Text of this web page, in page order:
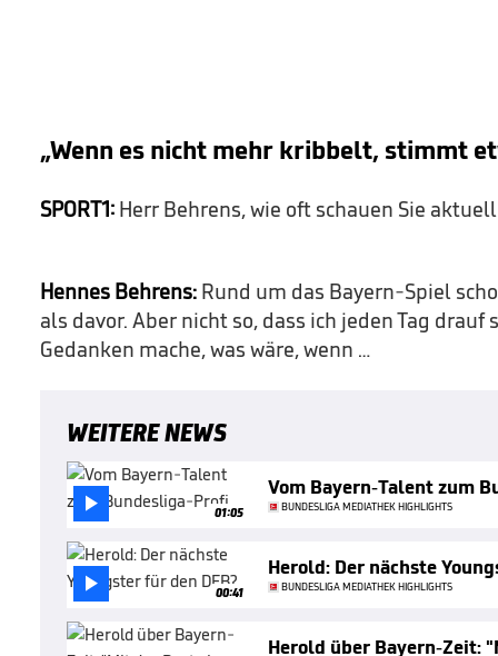
„Wenn es nicht mehr kribbelt, stimmt
SPORT1: Herr Behrens, wie oft schauen Sie
Hennes Behrens: Rund um das Bayern-Spiel
als davor. Aber nicht so, dass ich jeden Tag
Gedanken mache, was wäre, wenn …
WEITERE NEWS
 01:05
Vom Bayern-Talent zum
BUNDESLIGA MEDIATHEK HIGHLIGHTS
 00:41
Herold: Der nächste
BUNDESLIGA MEDIATHEK HIGHLIGHTS
Herold über Bayern-Zeit: